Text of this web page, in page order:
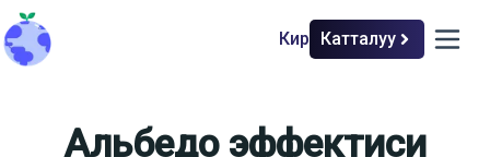
back to home Кирүү Катталуу open
Альбедо эффектиси